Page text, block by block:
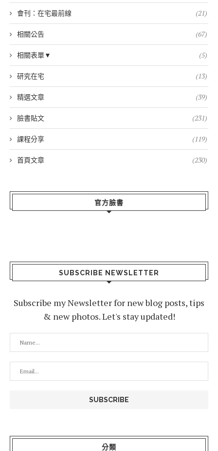
會刊：在宅最前線 (21)
相關公告 (67)
相關表單▼ (5)
研究在宅 (13)
精選文章 (39)
臉書貼文 (231)
課程分享 (119)
首頁文章 (230)
官方臉書
SUBSCRIBE NEWSLETTER
Subscribe my Newsletter for new blog posts, tips
& new photos. Let's stay updated!
分類